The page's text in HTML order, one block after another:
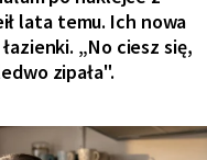
lata temu. Ich nowa
„No ciesz się,
zipała".